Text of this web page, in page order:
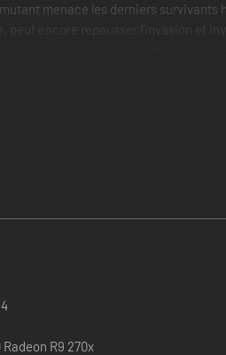
menace les derniers
peut encore repousser l'invasion et
explorez la planète
Les factions, qui
valeurs, objectifs et opinions sur
ou écrasez simplement tout
R9 270x